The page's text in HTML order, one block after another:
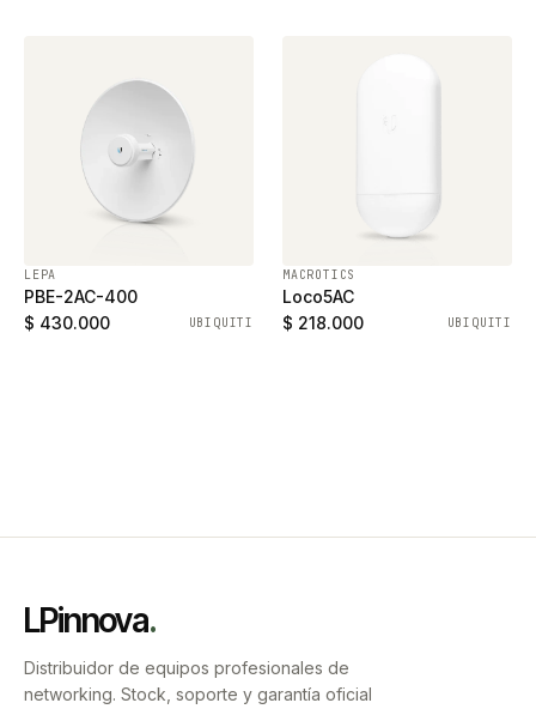
LEPA
PBE-2AC-400
$ 430.000
UBIQUITI
MACROTICS
Loco5AC
$ 218.000
UBIQUITI
LPinnova.
Distribuidor de equipos profesionales de
networking. Stock, soporte y garantía oficial